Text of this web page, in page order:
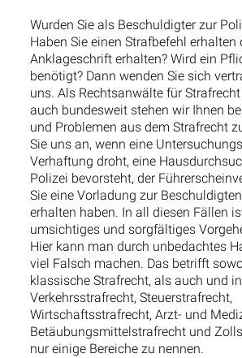
Wurden Sie als Beschuldigter zur
Haben Sie einen Strafbefehl erhalten
Anklageschrift erhalten? Wird ein
benötigt? Dann wenden Sie sich
uns. Als Rechtsanwälte für
auch bundesweit stehen wir Ihnen
und Problemen aus dem Strafrecht
Sie uns an, wenn eine
Verhaftung droht, eine
Polizei bevorsteht, der
Sie eine Vorladung zur
erhalten haben. In all diesen Fällen
umsichtiges und sorgfältiges
Hier kann man durch unbedachtes
viel Falsch machen. Das betrifft
klassische Strafrecht, als auch und
Verkehrsstrafrecht, Steuerstrafrecht,
Wirtschaftsstrafrecht, Arzt- und
Betäubungsmittelstrafrecht und
nur einige Bereiche zu nennen.